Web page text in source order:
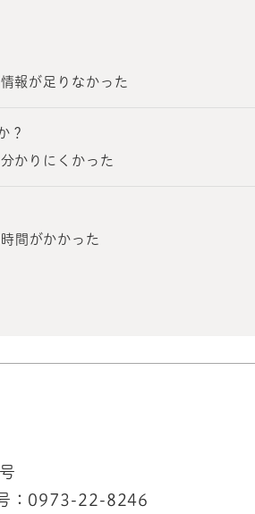
情報が足りなかった
？
分かりにくかった
時間がかかった
：0973-22-8246